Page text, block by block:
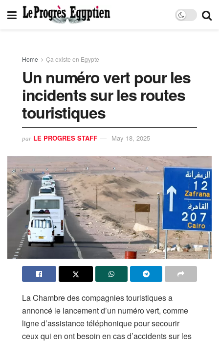
Home Ça existe en Egypte
Un numéro vert pour les
incidents sur les routes
touristiques
par LE PROGRES STAFF May 18, 2025
La Chambre des compagnies touristiques a
annoncé le lancement d’un numéro vert, comme
ligne d’assistance téléphonique pour secourir
ceux qui en ont besoin en cas d’accidents sur les